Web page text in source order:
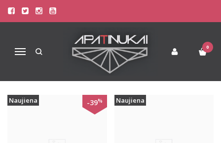
Navigacija
0
PREKIŲ PAIEŠKA - HEART
Prekių paieška
Naujiena -39% Naujiena